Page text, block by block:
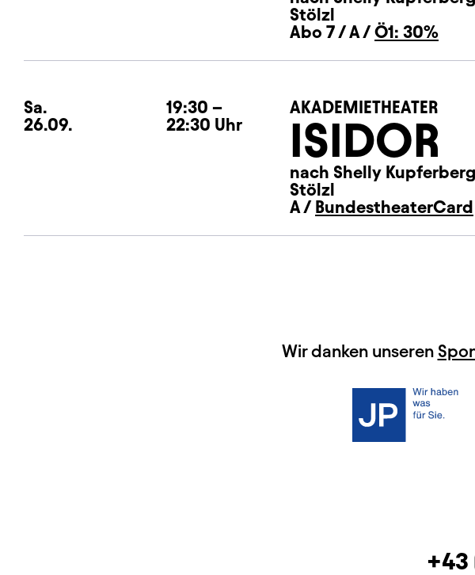
Stölzl
Abo 7 / A /Ö1: 30%
Sa.
26.09.
19:30 –
22:30 Uhr
AKADEMIETHEATER
ISIDOR
nach Shelly
Stölzl
A / BundestheaterCard
Wir danken unseren
+43